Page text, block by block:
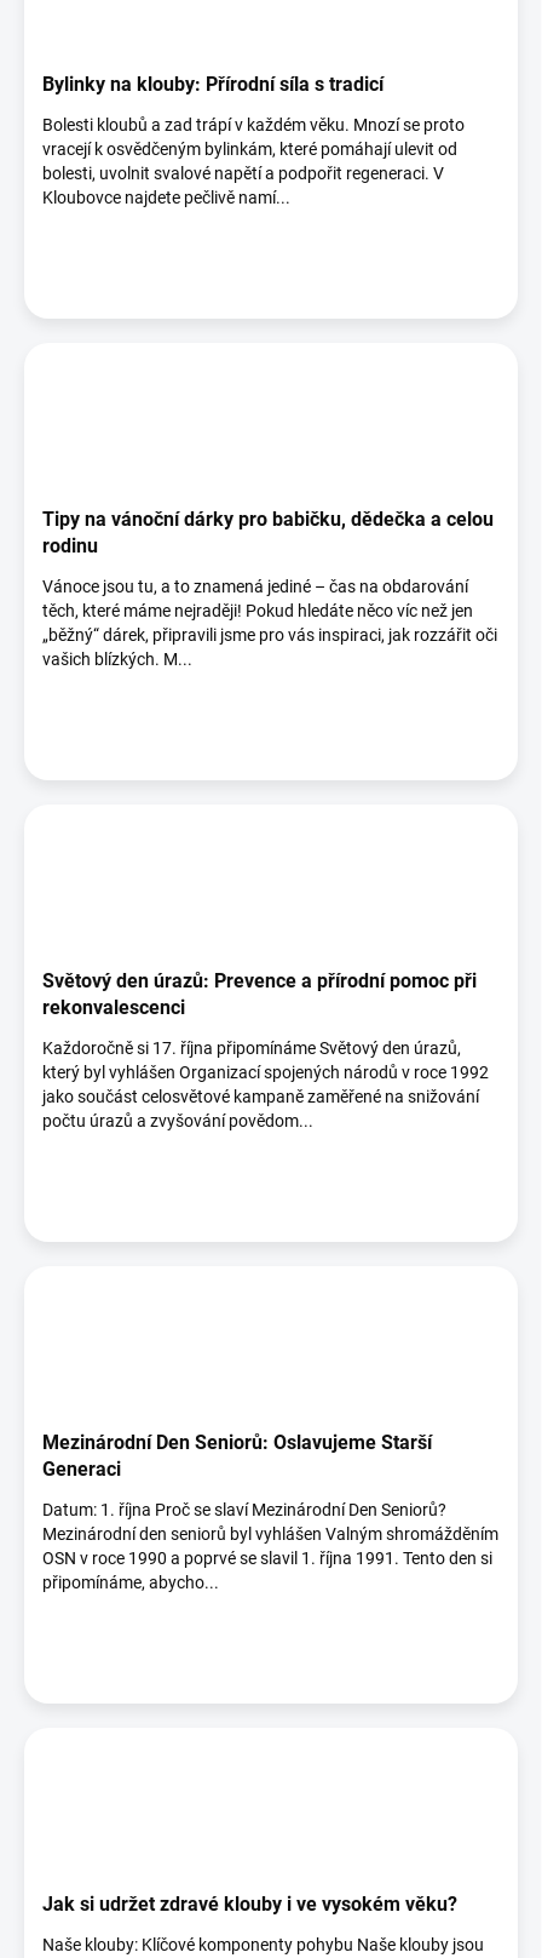
Bylinky na klouby: Přírodní síla s tradicí
Bolesti kloubů a zad trápí v každém věku. Mnozí se proto
vracejí k osvědčeným bylinkám, které pomáhají ulevit od
bolesti, uvolnit svalové napětí a podpořit regeneraci. V
Kloubovce najdete pečlivě namí...
Tipy na vánoční dárky pro babičku, dědečka a celou
rodinu
Vánoce jsou tu, a to znamená jediné – čas na obdarování
těch, které máme nejraději! Pokud hledáte něco víc než jen
„běžný“ dárek, připravili jsme pro vás inspiraci, jak rozzářit oči
vašich blízkých. M...
Světový den úrazů: Prevence a přírodní pomoc při
rekonvalescenci
Každoročně si 17. října připomínáme Světový den úrazů,
který byl vyhlášen Organizací spojených národů v roce 1992
jako součást celosvětové kampaně zaměřené na snižování
počtu úrazů a zvyšování povědom...
Mezinárodní Den Seniorů: Oslavujeme Starší
Generaci
Datum: 1. října Proč se slaví Mezinárodní Den Seniorů?
Mezinárodní den seniorů byl vyhlášen Valným shromážděním
OSN v roce 1990 a poprvé se slavil 1. října 1991. Tento den si
připomínáme, abycho...
Jak si udržet zdravé klouby i ve vysokém věku?
Naše klouby: Klíčové komponenty pohybu Naše klouby jsou